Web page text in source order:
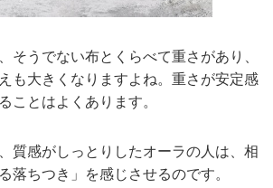
そうでない布とくらべて重さがあり、
も大きくなりますよね。重さが安定感
ことはよくあります。
質感がしっとりしたオーラの人は、相
落ちつき」を感じさせるのです。